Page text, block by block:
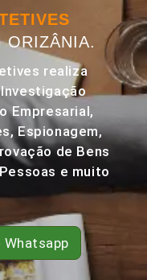
ORIZÂNIA.
realiza
Empresarial,
Espionagem,
de Bens
e muito
Whatsapp